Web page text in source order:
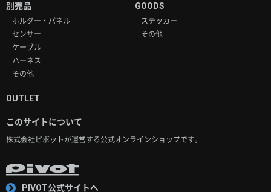
別売品
ホルダー・パネル
センサー
ケーブル
ハーネス
その他
GOODS
ステッカー
その他
OUTLET
このサイトについて
株式会社ピボットが運営する公式オンラインショップです。
PIVOT公式サイトへ